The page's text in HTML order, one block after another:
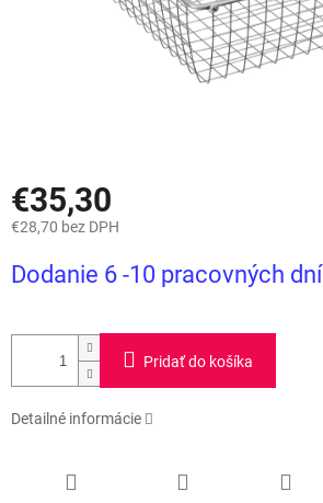
€35,30
€28,70 bez DPH
cena:
Dodanie 6 -10 pracovných dní
Pridať do košíka
Detailné informácie